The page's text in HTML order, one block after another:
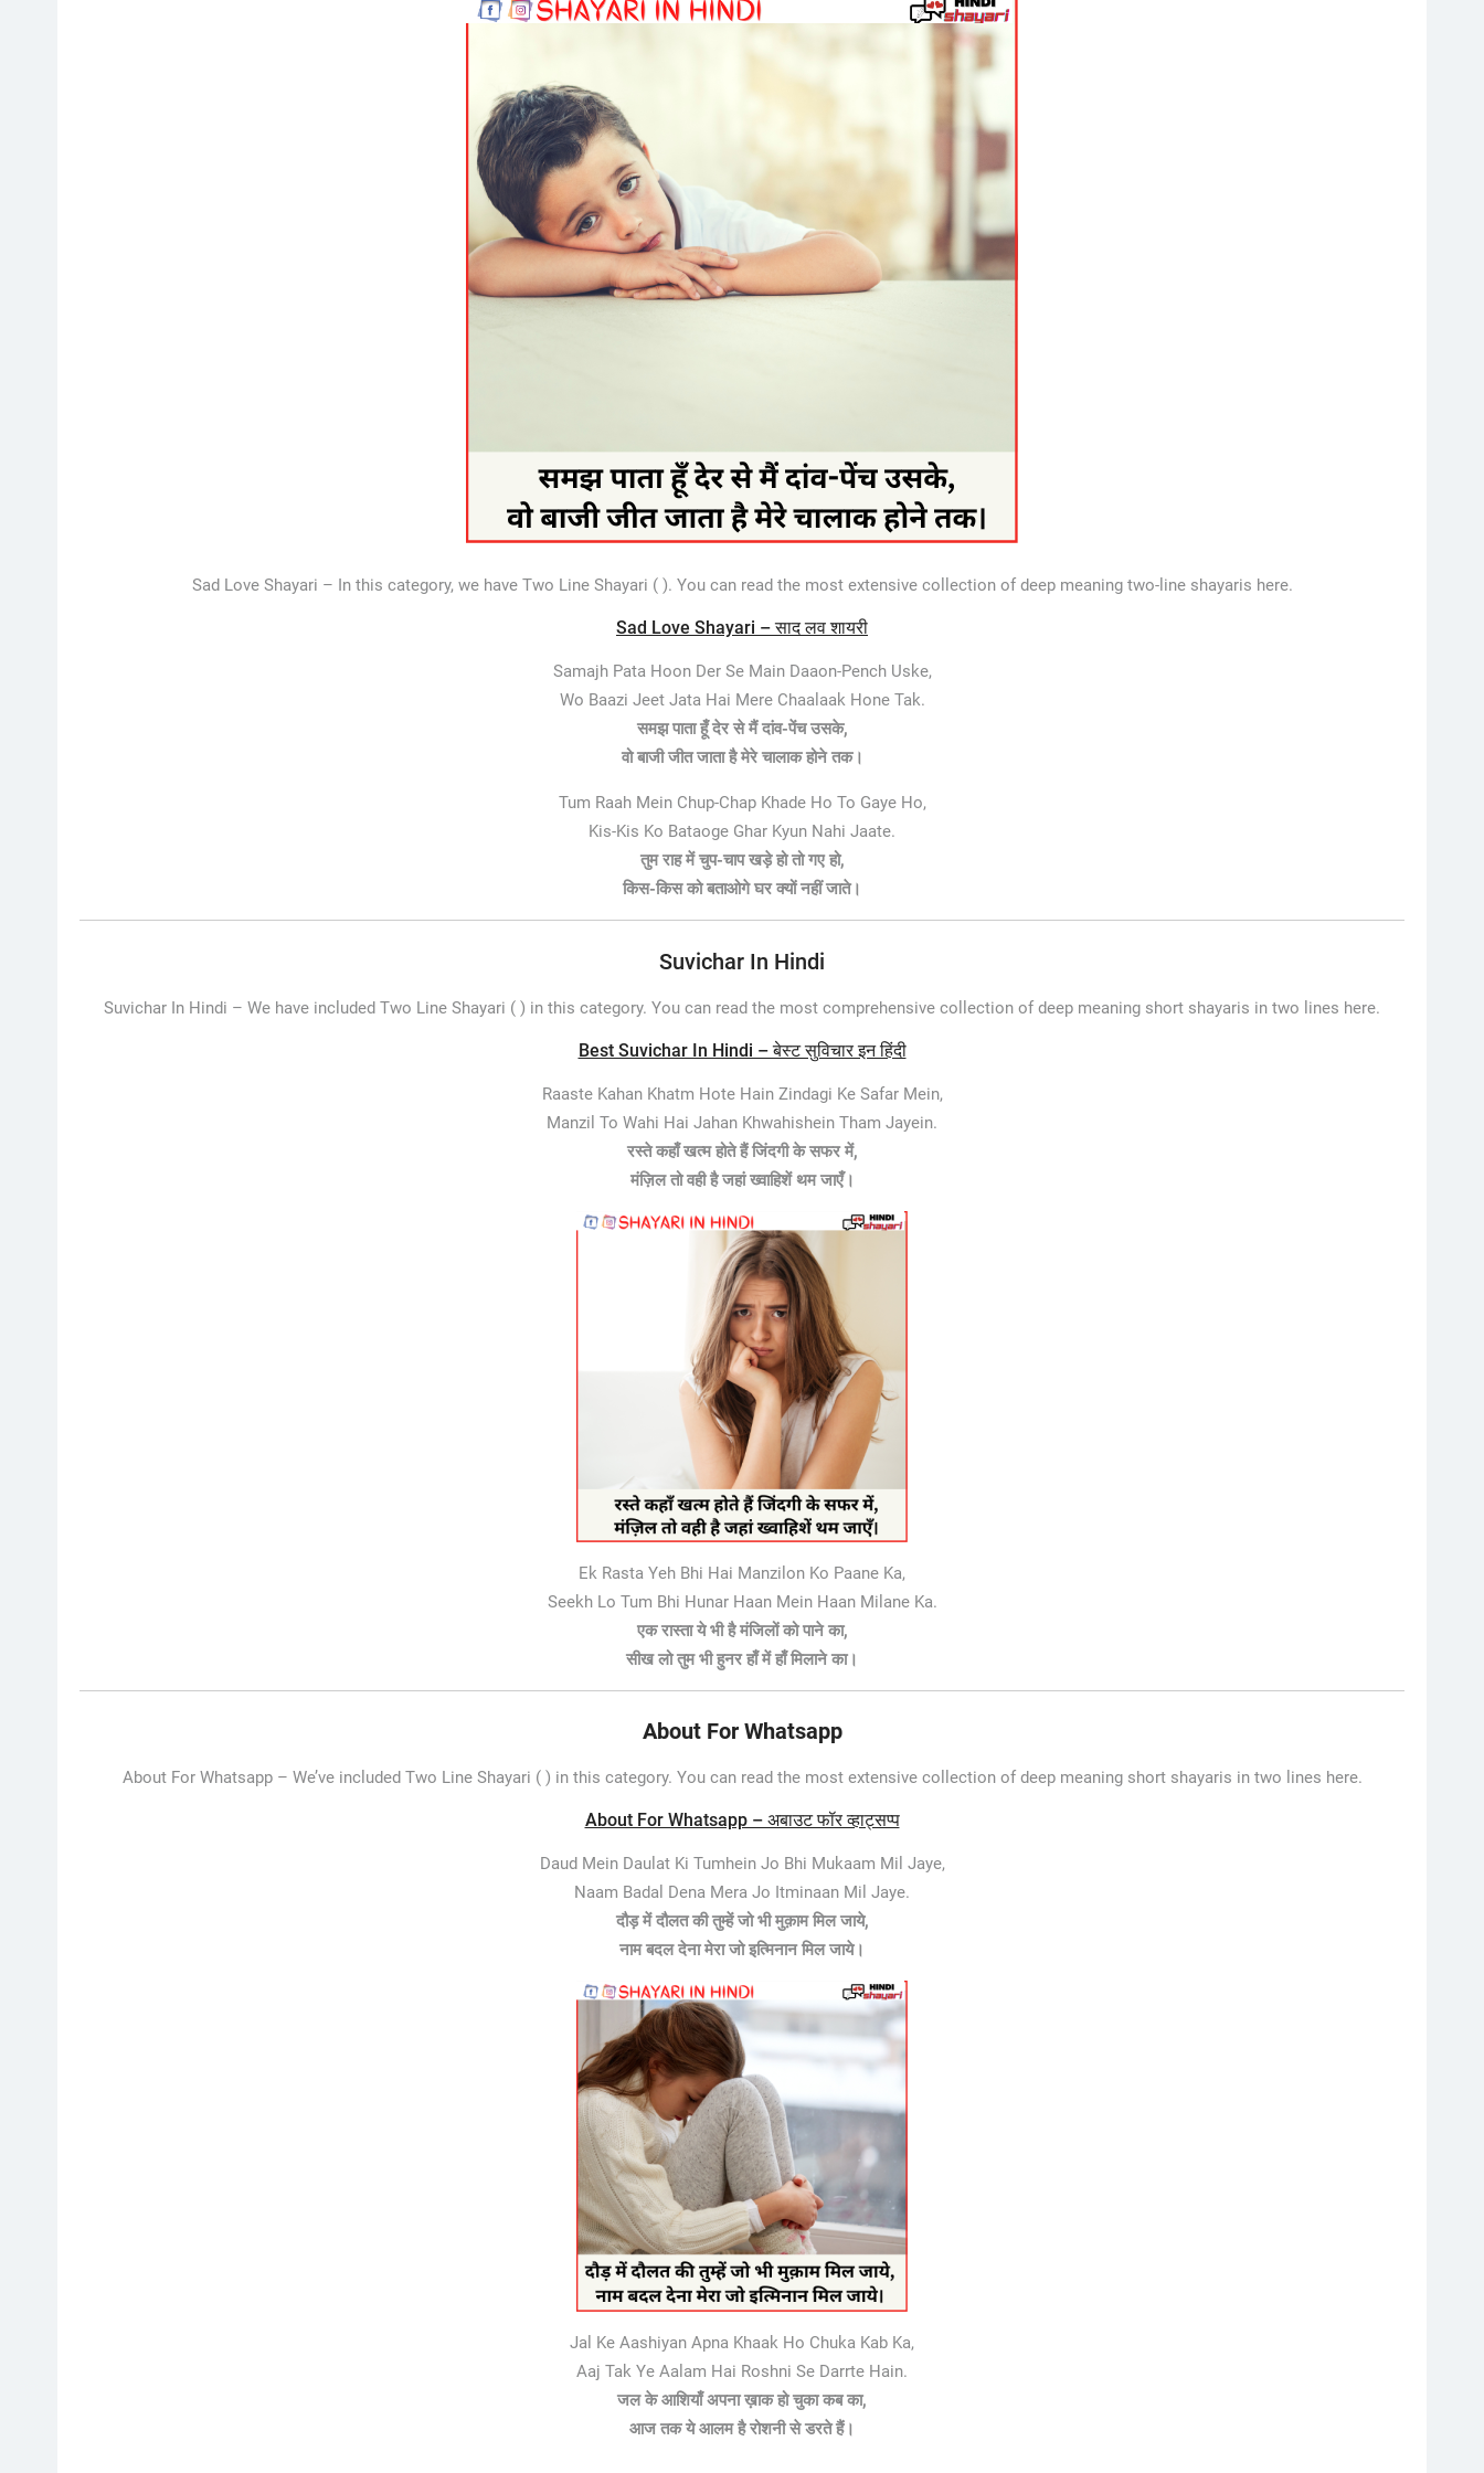
Sad Love Shayari – In this category, we have Two Line Shayari ( ). You can read the most extensive collection of deep meaning two-line shayaris here.
Sad Love Shayari – साद लव शायरी
Samajh Pata Hoon Der Se Main Daaon-Pench Uske,
Wo Baazi Jeet Jata Hai Mere Chaalaak Hone Tak.
समझ पाता हूँ देर से मैं दांव-पेंच उसके,
वो बाजी जीत जाता है मेरे चालाक होने तक।
Tum Raah Mein Chup-Chap Khade Ho To Gaye Ho,
Kis-Kis Ko Bataoge Ghar Kyun Nahi Jaate.
तुम राह में चुप-चाप खड़े हो तो गए हो,
किस-किस को बताओगे घर क्यों नहीं जाते।
Suvichar In Hindi
Suvichar In Hindi – We have included Two Line Shayari ( ) in this category. You can read the most comprehensive collection of deep meaning short shayaris in two lines here.
Best Suvichar In Hindi – बेस्ट सुविचार इन हिंदी
Raaste Kahan Khatm Hote Hain Zindagi Ke Safar Mein,
Manzil To Wahi Hai Jahan Khwahishein Tham Jayein.
रस्ते कहाँ खत्म होते हैं जिंदगी के सफर में,
मंज़िल तो वही है जहां ख्वाहिशें थम जाएँ।
Ek Rasta Yeh Bhi Hai Manzilon Ko Paane Ka,
Seekh Lo Tum Bhi Hunar Haan Mein Haan Milane Ka.
एक रास्ता ये भी है मंजिलों को पाने का,
सीख लो तुम भी हुनर हाँ में हाँ मिलाने का।
About For Whatsapp
About For Whatsapp – We’ve included Two Line Shayari ( ) in this category. You can read the most extensive collection of deep meaning short shayaris in two lines here.
About For Whatsapp – अबाउट फॉर व्हाट्सप्प
Daud Mein Daulat Ki Tumhein Jo Bhi Mukaam Mil Jaye,
Naam Badal Dena Mera Jo Itminaan Mil Jaye.
दौड़ में दौलत की तुम्हें जो भी मुक़ाम मिल जाये,
नाम बदल देना मेरा जो इत्मिनान मिल जाये।
Jal Ke Aashiyan Apna Khaak Ho Chuka Kab Ka,
Aaj Tak Ye Aalam Hai Roshni Se Darrte Hain.
जल के आशियाँ अपना ख़ाक हो चुका कब का,
आज तक ये आलम है रोशनी से डरते हैं।